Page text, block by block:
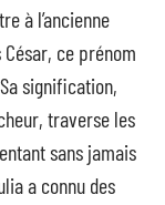
à l’ancienne
ce prénom
signification,
traverse les
sans jamais
a connu des